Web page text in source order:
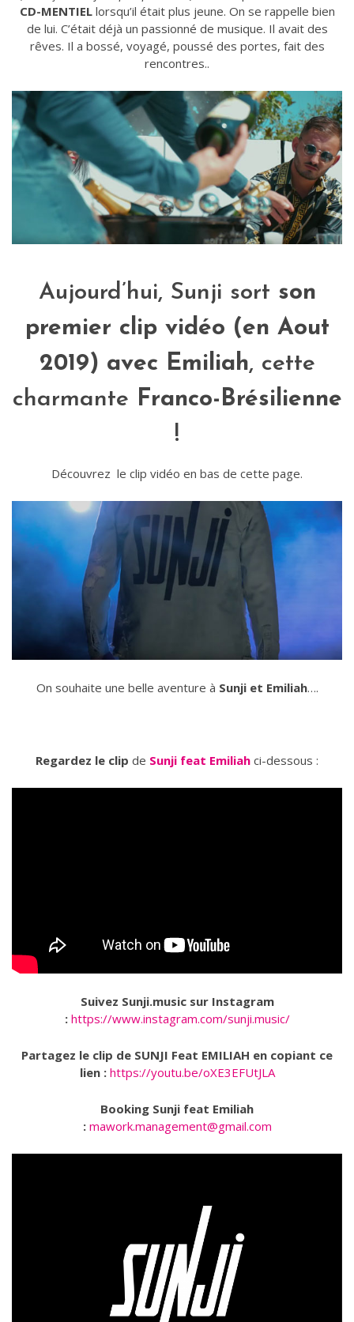
CD-MENTIELlorsqu’il était plus jeune. On se rappelle bien
de lui. C’était déjà un passionné de musique. Il avait des
rêves. Il a bossé, voyagé, poussé des portes, fait des
rencontres..
Aujourd’hui, Sunji sort son
premier clip vidéo (en Aout
2019) avec Emiliah, cette
charmante Franco-Brésilienne
!
Découvrez le clip vidéo en bas de cette page.
On souhaite une belle aventure à Sunji et Emiliah….
Regardez le clip de Sunji feat Emiliah ci-dessous :
Suivez Sunji.music sur Instagram
: https://www.instagram.com/sunji.music/
Partagez le clip de SUNJI Feat EMILIAH en copiant ce
lien : https://youtu.be/oXE3EFUtJLA
Booking Sunji feat Emiliah
: mawork.management@gmail.com